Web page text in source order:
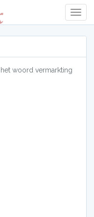
tonen
woord vermarkting